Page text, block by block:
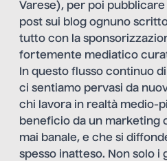
Varese), per poi
post sui blog ognuno
tutto con la
fortemente mediatico
In questo flusso continuo
ci sentiamo pervasi da
chi lavora in realtà medio-
beneficio da un marketing
mai banale, e che si
spesso inatteso. Non solo i